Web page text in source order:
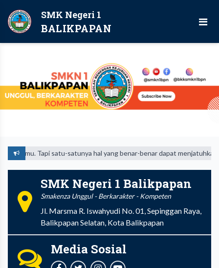
SMK Negeri 1
BALIKPAPAN
Tapi satu-satunya hal yang benar-benar dapat menjatuhkanmu
SMK Negeri 1 Balikpapan
Smakenza Unggul - Berkarakter - Kompeten
Jl. Marsma R. Iswahyudi No. 01, Sepinggan Raya,
Balikpapan Selatan, Kota Balikpapan
Media Sosial